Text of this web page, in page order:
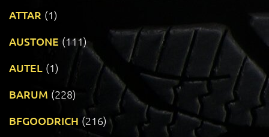
ATTAR (1)
AUSTONE (111)
AUTEL (1)
BARUM (228)
BFGOODRICH (216)